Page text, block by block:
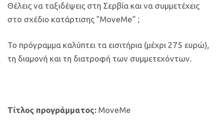
Θέλεις να ταξιδέψεις στη Σερβία και να συμμετέχεις
στο σχέδιο κατάρτισης "MoveMe" ;
Το πρόγραμμα καλύπτει τα εισιτήρια (μέχρι 275 ευρώ),
τη διαμονή και τη διατροφή των συμμετεχόντων.
Τίτλος προγράμματος: MoveMe